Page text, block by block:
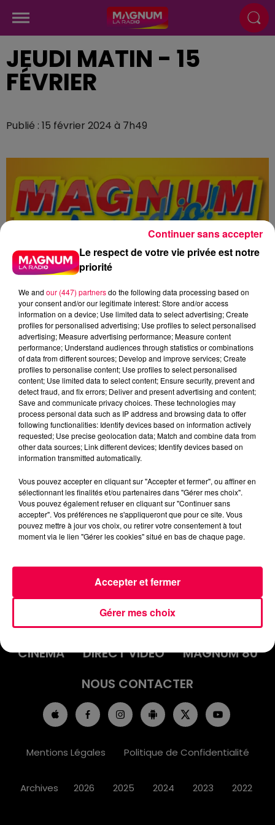
JEUDI MATIN - 15
FÉVRIER
Publié : 15 février 2024 à 7h49
Flash infos
Crédit :Flash infos
INFOS
AGENDA
JEUX
PODCASTS
CINÉMA
DIRECT VIDÉO
MAGNUM 80
NOUS CONTACTER
Mentions Légales Politique de Confidentialité
Archives 2026 2025 2024 2023 2022
Le respect de votre vie privée est notre
priorité
We and our (447) partnersdo the following data processing based on
your consent and/or our legitimate interest: Store and/or access
information on a device; Use limited data to select advertising; Create
profiles for personalised advertising; Use profiles to select personalised
advertising; Measure advertising performance; Measure content
performance; Understand audiences through statistics or combinations
of data from different sources; Develop and improve services; Create
profiles to personalise content; Use profiles to select personalised
content; Use limited data to select content; Ensure security, prevent and
detect fraud, and fix errors; Deliver and present advertising and content;
Save and communicate privacy choices. These technologies may
process personal data such as IP address and browsing data to offer
following functionalities: Identify devices based on information actively
requested; Use precise geolocation data; Match and combine data from
other data sources; Link different devices; Identify devices based on
information transmitted automatically.
Vous pouvez accepter en cliquant sur "Accepter et fermer", ou affiner en
sélectionnant les finalités et/ou partenaires dans "Gérer mes choix".
Vous pouvez également refuser en cliquant sur "Continuer sans
accepter". Vos préférences ne s'appliqueront que pour ce site. Vous
pouvez mettre à jour vos choix, ou retirer votre consentement à tout
moment via le lien "Gérer les cookies" situé en bas de chaque page.
Gérer mes choix
Accepter et fermer
Continuer sans accepter